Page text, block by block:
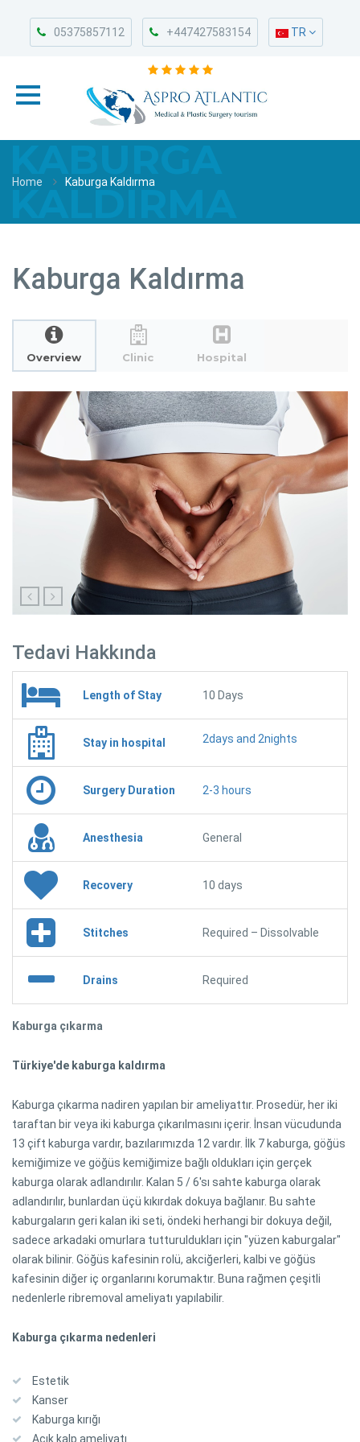
05375857112 +447427583154 TR
KALDIRMA
Home Kaburga Kaldırma
Kaburga Kaldırma
Overview Clinic Hospital
Tedavi Hakkında
Length of Stay 10 Days
Stay in hospital 2days and 2nights
Surgery Duration 2-3 hours
Anesthesia General
Recovery 10 days
Stitches Required – Dissolvable
Drains Required
Kaburga çıkarma
Türkiye'de kaburga kaldırma
Kaburga çıkarma nadiren yapılan bir ameliyattır. Prosedür, her iki
taraftan bir veya iki kaburga çıkarılmasını içerir. İnsan vücudunda
13 çift kaburga vardır, bazılarımızda 12 vardır. İlk 7 kaburga, göğüs
kemiğimize ve göğüs kemiğimize bağlı oldukları için gerçek
kaburga olarak adlandırılır. Kalan 5 / 6'sı sahte kaburga olarak
adlandırılır, bunlardan üçü kıkırdak dokuya bağlanır. Bu sahte
kaburgaların geri kalan iki seti, öndeki herhangi bir dokuya değil,
sadece arkadaki omurlara tutturuldukları için "yüzen kaburgalar"
olarak bilinir. Göğüs kafesinin rolü, akciğerleri, kalbi ve göğüs
kafesinin diğer iç organlarını korumaktır. Buna rağmen çeşitli
nedenlerle ribremoval ameliyatı yapılabilir.
Kaburga çıkarma nedenleri
Estetik
Kanser
Kaburga kırığı
Açık kalp ameliyatı